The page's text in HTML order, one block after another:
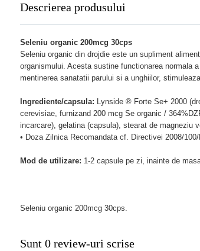
Descrierea produsului
Seleniu organic 200mcg 30cps
Seleniu organic din drojdie este un supliment
organismului. Acesta sustine functionarea normala
mentinerea sanatatii parului si a unghiilor,
Ingrediente/capsula: Lynside ® Forte Se+ 2000
cerevisiae, furnizand 200 mcg Se organic /
incarcare), gelatina (capsula), stearat de magneziu
• Doza Zilnica Recomandata cf. Directivei 2008/
Mod de utilizare: 1-2 capsule pe zi, inainte de
Seleniu organic 200mcg 30cps.
Sunt 0 review-uri scrise